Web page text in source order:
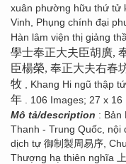
xuân phường hữu thứ tử
Vinh, Phụng chính đại
Hàn lâm viện thị giảng
學士奉正大夫臣胡廣,
臣楊榮, 奉正大夫右春
牧 , Khang Hi ngũ thập
年 . 106 Images; 27 x 16
Mô tả/description : Bản
Thanh - Trung Quốc, nội
dịch tự 御制製周易序,
Thượng hạ thiên nghĩa